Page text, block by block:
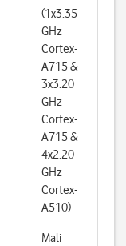
(1x3.35
GHz
Cortex-
A715 &
3x3.20
GHz
Cortex-
A715 &
4x2.20
GHz
Cortex-
A510)
Mali